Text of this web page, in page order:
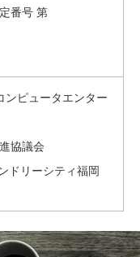
番号 第
ンピュータエンター
協議会
ドリーシティ福岡